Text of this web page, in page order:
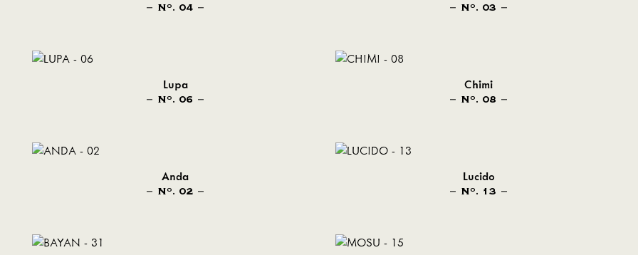
NO . 04 NO . 03
Lupa
NO . 06
Chimi
NO . 08
Anda
NO . 02
Lucido
NO . 13